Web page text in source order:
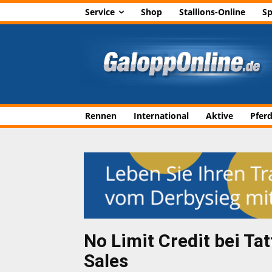
Service Shop Stallions-Online
Rennen International Aktive
No Limit Credit bei
Sales